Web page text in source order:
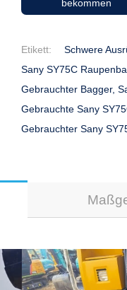
bekommen
Etikett: Schwere
Sany SY75C
Gebrauchter Bagger,
Gebrauchte Sany
Gebrauchter Sany